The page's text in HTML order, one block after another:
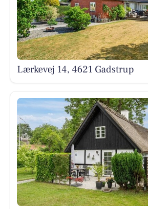
Lærkevej 14, 4621 Gadstrup